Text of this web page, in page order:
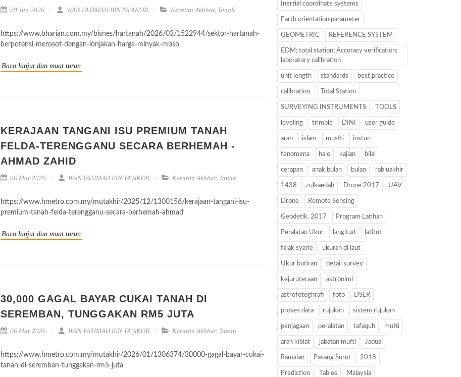
29 Jun 2026 WAN FATIMAH BIN YA'AKOB Keratan Akhbar, Tanah
https://www.bharian.com.my/bisnes/hartanah/2026/03/1522944/sektor-hartanah-
berpotensi-merosot-dengan-lonjakan-harga-minyak-mbsb
Baca lanjut dan muat turun
KERAJAAN TANGANI ISU PREMIUM TANAH
FELDA-TERENGGANU SECARA BERHEMAH -
AHMAD ZAHID
06 Mar 2026 WAN FATIMAH BIN YA'AKOB Keratan Akhbar, Tanah
https://www.hmetro.com.my/mutakhir/2025/12/1300156/kerajaan-tangani-isu-
premium-tanah-felda-terengganu-secara-berhemah-ahmad
Baca lanjut dan muat turun
30,000 GAGAL BAYAR CUKAI TANAH DI
SEREMBAN, TUNGGAKAN RM5 JUTA
06 Mar 2026 WAN FATIMAH BIN YA'AKOB Keratan Akhbar, Tanah
https://www.hmetro.com.my/mutakhir/2026/01/1306374/30000-gagal-bayar-cukai-
tanah-di-seremban-tunggakan-rm5-juta
Inertial coordinate systems
Earth orientation parameter
GEOMETRIC REFERENCE SYSTEM
EDM; total station; Accuracy verification;
laboratory calibration
unit length standards best practice
calibration Total Station
SURVEYING INSTRUMENTS TOOLS
leveling trimble DINI user guide
arah islam musfti instun
fenomena halo kajian hilal
cerapan anak bulan bulan rabiuakhir
1438 zulkaedah Drone 2017 UAV
Drone Remote Sensing
Geodetik. 2017 Program Latihan
Peralatan Ukur langitud latitut
falak syarie ukuran di laut
Ukur butiran detail survey
kejuruteraan astronimi
astrofotoghrafi foto DSLR
proses data rujukan sistem rujukan
penjagaan peralatan tafaquh mufti
arah kiblat jabatan mufti Jadual
Ramalan Pasang Surut 2018
Prediction Tables Malaysia